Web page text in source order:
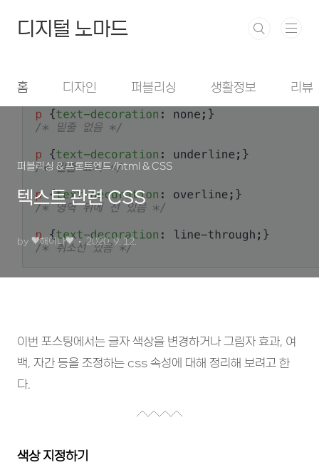
디지털 노마드
홈 디자인 퍼블리싱 생활정보 리뷰
퍼블리싱 & 프론트엔드/html & CSS
텍스트 관련 CSS
by ♥︎해이나♥︎ 2020. 9. 12.
이번 포스팅에서는 글자 색상을 변경하거나 그림자 효과, 여
백, 자간 등을 조정하는 css 속성에 대해 정리해 보려고 한
다.
색상 지정하기